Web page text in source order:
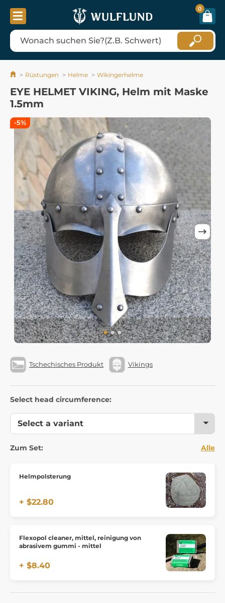
0
Rüstungen Helme Wikingerhelme
EYE HELMET VIKING, Helm mit Maske
1.5mm
Tschechisches Produkt Vikings
Select head circumference:
Zum Set: Alle
Helmpolsterung
+ $22.80
Flexopol cleaner, mittel, reinigung von
abrasivem gummi - mittel
+ $8.40
-5%